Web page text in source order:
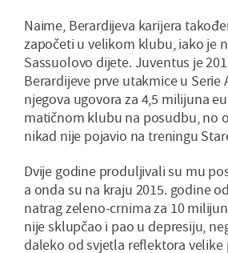
Naime, Berardijeva karijera
započeti u velikom klubu, iako je
Sassuolovo dijete. Juventus je
Berardijeve prve utakmice u Serie
njegova ugovora za 4,5 milijuna
matičnom klubu na posudbu, no
nikad nije pojavio na treningu
Dvije godine produljivali su mu
a onda su na kraju 2015. godine
natrag zeleno-crnima za 10
nije sklupčao i pao u depresiju,
daleko od svjetla reflektora velike